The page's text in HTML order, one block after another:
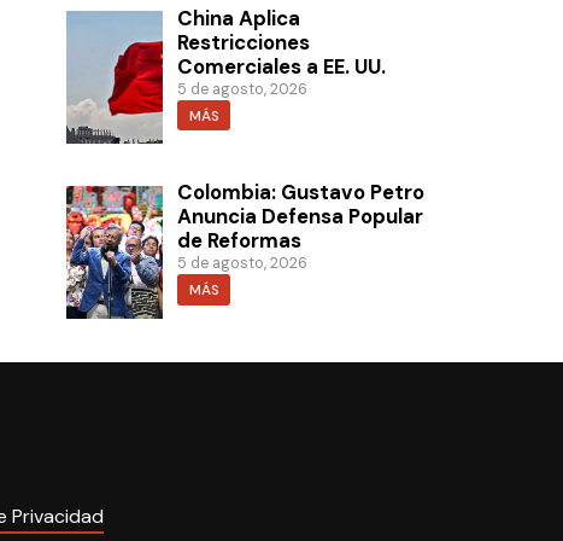
China Aplica
Restricciones
Comerciales a EE. UU.
5 de agosto, 2026
MÁS
Colombia: Gustavo Petro
Anuncia Defensa Popular
de Reformas
5 de agosto, 2026
MÁS
Privacidad